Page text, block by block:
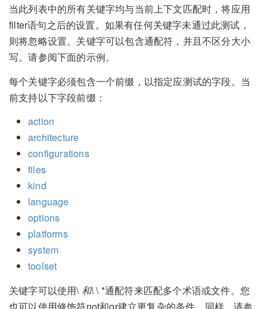
当此列表中的所有关键字均与当前上下文匹配时，将应用
filter语句之后的设置。如果有任何关键字未通过此测试，
则将忽略设置。关键字可以包含通配符，并且不区分大小
写。请参阅下面的示例。
每个关键字必须包含一个前缀，以指定应测试的字段。当
前支持以下字段前缀：
action
architecture
configurations
files
kind
language
options
platforms
system
toolset
关键字可以使用\和\\ *通配符来匹配多个术语或文件。您
也可以使用修饰符not和or建立更复杂的条件。同样，请参